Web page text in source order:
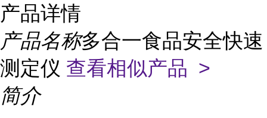
产品详情
产品名称多合一食品安全快速
测定仪 查看相似产品 >
简介